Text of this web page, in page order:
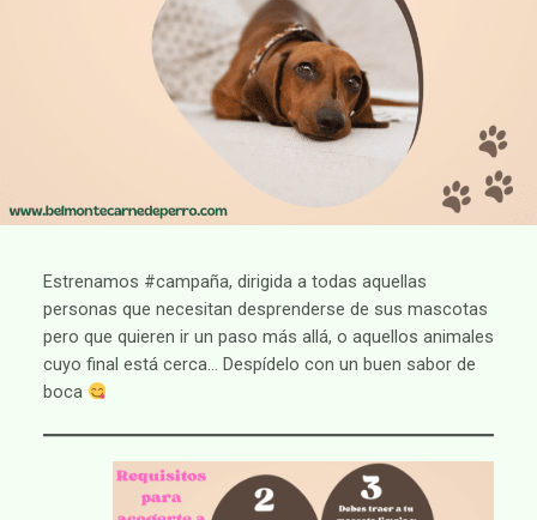
Estrenamos #campaña, dirigida a todas aquellas
personas que necesitan desprenderse de sus mascotas
pero que quieren ir un paso más allá, o aquellos animales
cuyo final está cerca… Despídelo con un buen sabor de
boca